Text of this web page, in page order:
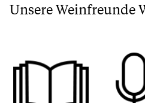
Unsere Weinfreunde